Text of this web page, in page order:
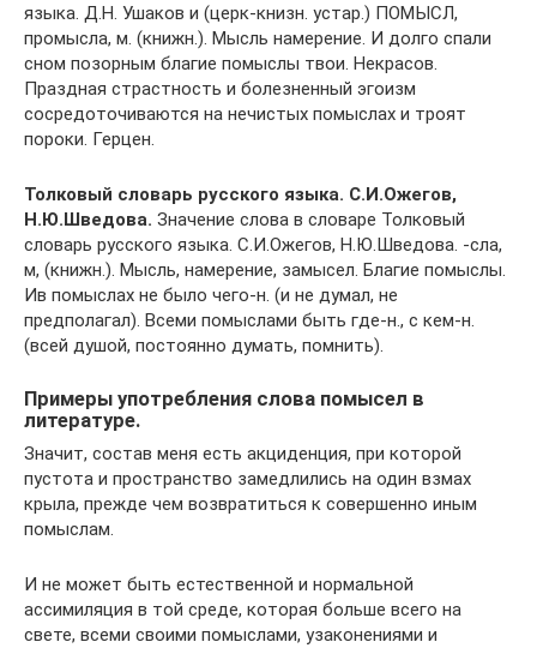
языка. Д.Н. Ушаков и (церк-книзн. устар.) ПОМЫСЛ,
промысла, м. (книжн.). Мысль намерение. И долго спали
сном позорным благие помыслы твои. Некрасов.
Праздная страстность и болезненный эгоизм
сосредоточиваются на нечистых помыслах и троят
пороки. Герцен.
Толковый словарь русского языка. С.И.Ожегов,
Н.Ю.Шведова. Значение слова в словаре Толковый
словарь русского языка. С.И.Ожегов, Н.Ю.Шведова. -сла,
м, (книжн.). Мысль, намерение, замысел. Благие помыслы.
Ив помыслах не было чего-н. (и не думал, не
предполагал). Всеми помыслами быть где-н., с кем-н.
(всей душой, постоянно думать, помнить).
Примеры употребления слова помысел в
литературе.
Значит, состав меня есть акциденция, при которой
пустота и пространство замедлились на один взмах
крыла, прежде чем возвратиться к совершенно иным
помыслам.
И не может быть естественной и нормальной
ассимиляция в той среде, которая больше всего на
свете, всеми своими помыслами, узаконениями и